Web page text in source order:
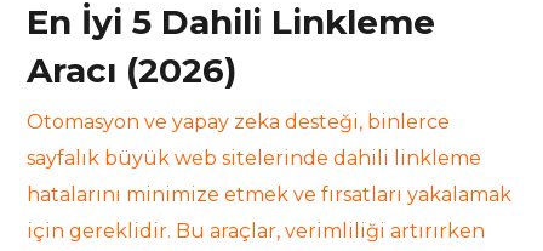
En İyi 5 Dahili Linkleme
Aracı (2026)
Otomasyon ve yapay zeka desteği, binlerce
sayfalık büyük web sitelerinde dahili linkleme
hatalarını minimize etmek ve fırsatları yakalamak
için gereklidir. Bu araçlar, verimliliği artırırken